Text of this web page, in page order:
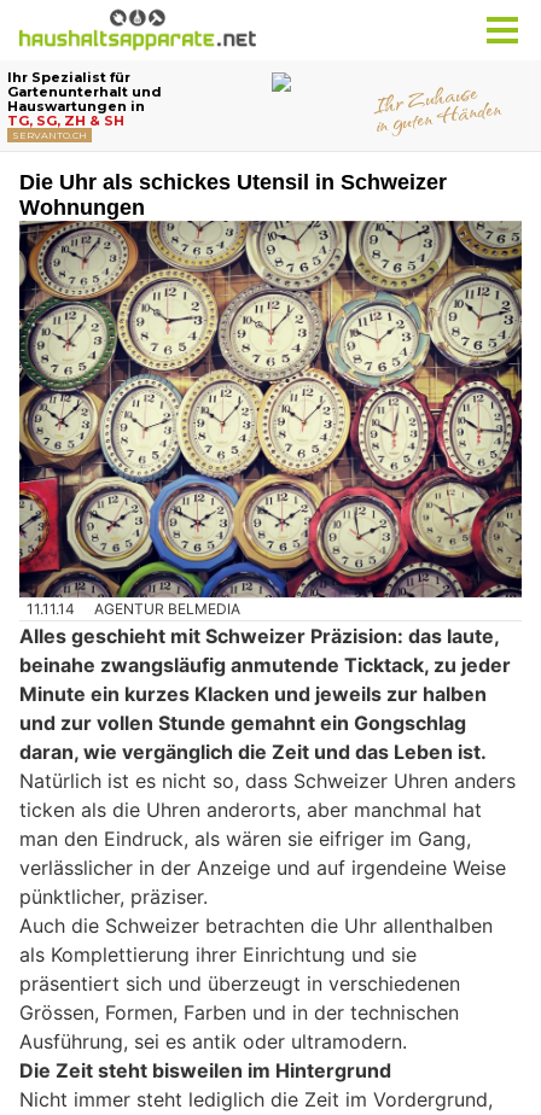
Die Uhr als schickes Utensil in Schweizer
Wohnungen
11.11.14 AGENTUR BELMEDIA
Alles geschieht mit Schweizer Präzision: das laute,
beinahe zwangsläufig anmutende Ticktack, zu jeder
Minute ein kurzes Klacken und jeweils zur halben
und zur vollen Stunde gemahnt ein Gongschlag
daran, wie vergänglich die Zeit und das Leben ist.
Natürlich ist es nicht so, dass Schweizer Uhren anders
ticken als die Uhren anderorts, aber manchmal hat
man den Eindruck, als wären sie eifriger im Gang,
verlässlicher in der Anzeige und auf irgendeine Weise
pünktlicher, präziser.
Auch die Schweizer betrachten die Uhr allenthalben
als Komplettierung ihrer Einrichtung und sie
präsentiert sich und überzeugt in verschiedenen
Grössen, Formen, Farben und in der technischen
Ausführung, sei es antik oder ultramodern.
Die Zeit steht bisweilen im Hintergrund
Nicht immer steht lediglich die Zeit im Vordergrund,